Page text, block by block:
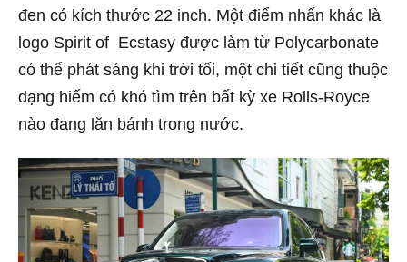
đen có kích thước 22 inch. Một điểm nhấn khác là
logo Spirit of Ecstasy được làm từ Polycarbonate
có thể phát sáng khi trời tối, một chi tiết cũng thuộc
dạng hiếm có khó tìm trên bất kỳ xe Rolls-Royce
nào đang lăn bánh trong nước.